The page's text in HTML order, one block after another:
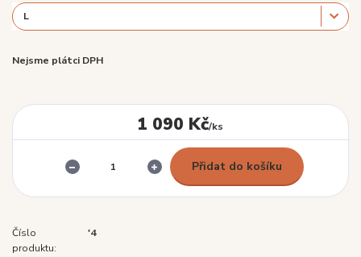
Nejsme plátci DPH
1 090 Kč/ks
Přidat do košíku
Číslo
produktu:
'4